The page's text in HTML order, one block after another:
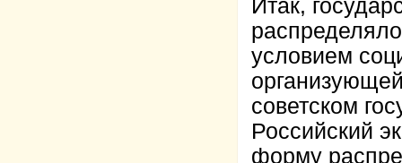
Итак,
условием
советском
Российский
форму